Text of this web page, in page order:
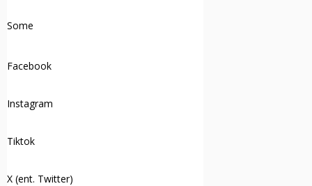
Some
Facebook
Instagram
Tiktok
X (ent. Twitter)